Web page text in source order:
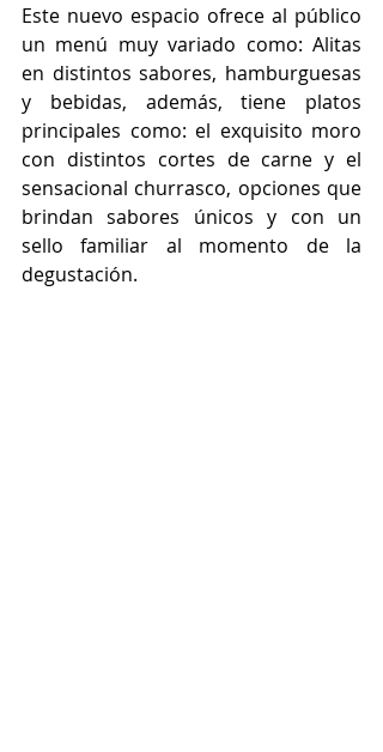
Este nuevo espacio ofrece al público
un menú muy variado como: Alitas
en distintos sabores, hamburguesas
y bebidas, además, tiene platos
principales como: el exquisito moro
con distintos cortes de carne y el
sensacional churrasco, opciones que
brindan sabores únicos y con un
sello familiar al momento de la
degustación.